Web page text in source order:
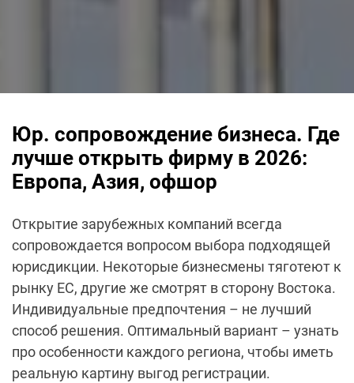
Юр. сопровождение бизнеса. Где
лучше открыть фирму в 2026:
Европа, Азия, офшор
Открытие зарубежных компаний всегда
сопровождается вопросом выбора подходящей
юрисдикции. Некоторые бизнесмены тяготеют к
рынку ЕС, другие же смотрят в сторону Востока.
Индивидуальные предпочтения – не лучший
способ решения. Оптимальный вариант – узнать
про особенности каждого региона, чтобы иметь
реальную картину выгод регистрации.